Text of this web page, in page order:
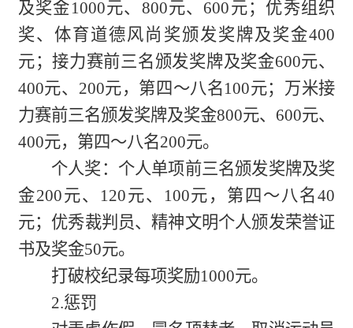
及奖金1000元、800元、600元；优秀组织
奖、体育道德风尚奖颁发奖牌及奖金400
元；接力赛前三名颁发奖牌及奖金600元、
400元、200元，第四～八名100元；万米接
力赛前三名颁发奖牌及奖金800元、600元、
400元，第四～八名200元。
个人奖：个人单项前三名颁发奖牌及奖
金200元、120元、100元，第四～八名40
元；优秀裁判员、精神文明个人颁发荣誉证
书及奖金50元。
打破校纪录每项奖励1000元。
2.惩罚